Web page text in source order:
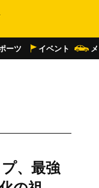
ーツ イベント
、最強